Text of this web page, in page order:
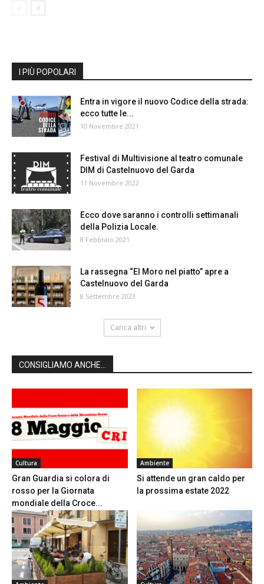
I PIÙ POPOLARI
Entra in vigore il nuovo Codice della strada:
ecco tutte le...
10 Novembre 2021
Festival di Multivisione al teatro comunale
DIM di Castelnuovo del Garda
11 Novembre 2022
Ecco dove saranno i controlli settimanali
della Polizia Locale.
8 Febbraio 2021
La rassegna “El Moro nel piatto” apre a
Castelnuovo del Garda
8 Settembre 2023
Carica altri
CONSIGLIAMO ANCHE...
Cultura
Gran Guardia si colora di
rosso per la Giornata
mondiale della Croce...
Ambiente
Si attende un gran caldo per
la prossima estate 2022